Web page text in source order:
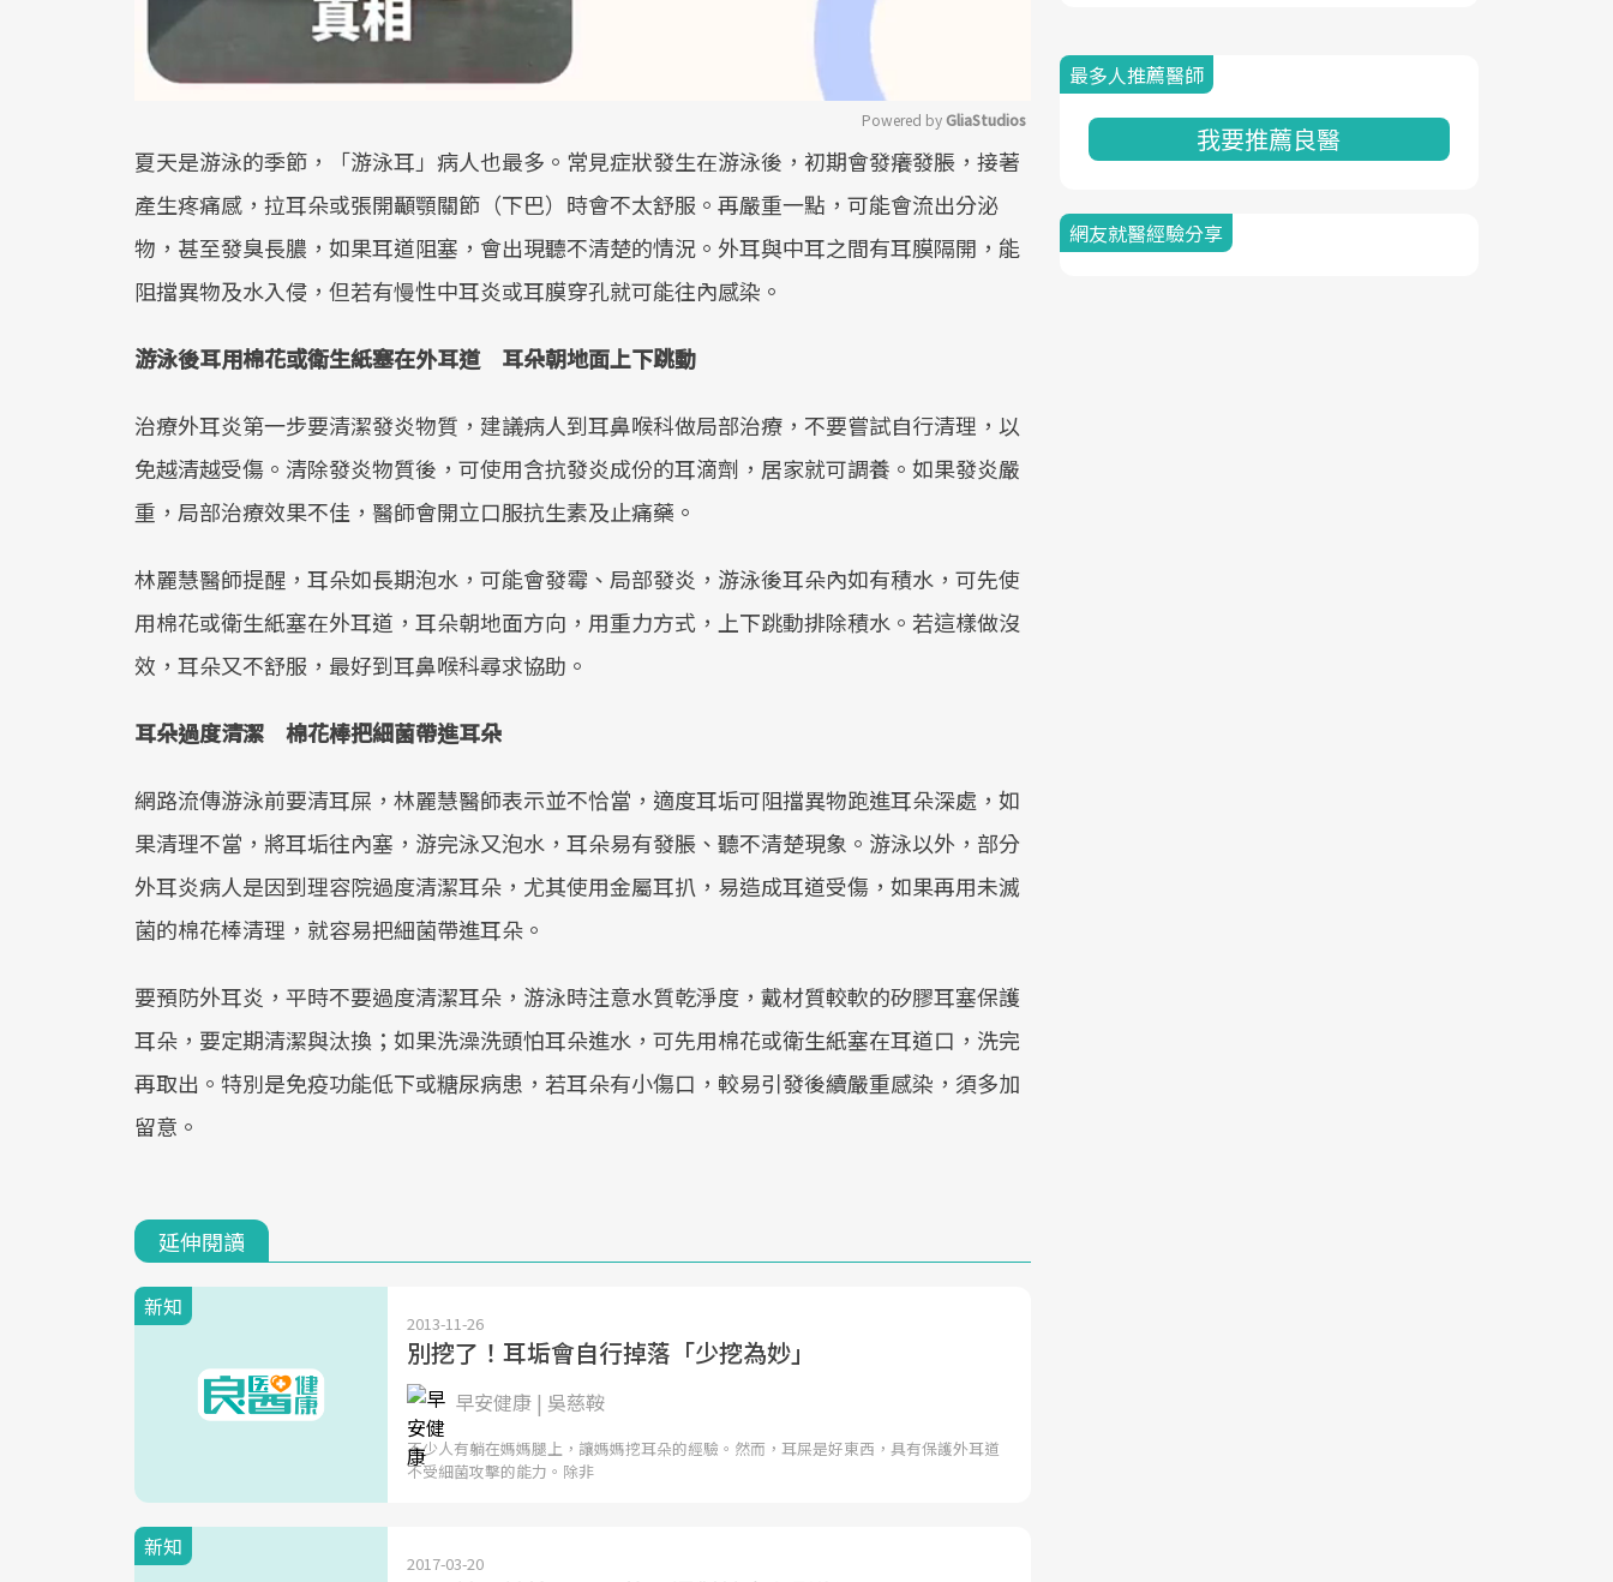
Mute
Powered by GliaStudios
夏天是游泳的季節，「游泳耳」病人也最多。常見症狀發生在游泳後，初期會發癢發脹，接著
產生疼痛感，拉耳朵或張開顳顎關節（下巴）時會不太舒服。再嚴重一點，可能會流出分泌
物，甚至發臭長膿，如果耳道阻塞，會出現聽不清楚的情況。外耳與中耳之間有耳膜隔開，能
阻擋異物及水入侵，但若有慢性中耳炎或耳膜穿孔就可能往內感染。
游泳後耳用棉花或衛生紙塞在外耳道 耳朵朝地面上下跳動
治療外耳炎第一步要清潔發炎物質，建議病人到耳鼻喉科做局部治療，不要嘗試自行清理，以
免越清越受傷。清除發炎物質後，可使用含抗發炎成份的耳滴劑，居家就可調養。如果發炎嚴
重，局部治療效果不佳，醫師會開立口服抗生素及止痛藥。
林麗慧醫師提醒，耳朵如長期泡水，可能會發霉、局部發炎，游泳後耳朵內如有積水，可先使
用棉花或衛生紙塞在外耳道，耳朵朝地面方向，用重力方式，上下跳動排除積水。若這樣做沒
效，耳朵又不舒服，最好到耳鼻喉科尋求協助。
耳朵過度清潔 棉花棒把細菌帶進耳朵
網路流傳游泳前要清耳屎，林麗慧醫師表示並不恰當，適度耳垢可阻擋異物跑進耳朵深處，如
果清理不當，將耳垢往內塞，游完泳又泡水，耳朵易有發脹、聽不清楚現象。游泳以外，部分
外耳炎病人是因到理容院過度清潔耳朵，尤其使用金屬耳扒，易造成耳道受傷，如果再用未滅
菌的棉花棒清理，就容易把細菌帶進耳朵。
要預防外耳炎，平時不要過度清潔耳朵，游泳時注意水質乾淨度，戴材質較軟的矽膠耳塞保護
耳朵，要定期清潔與汰換；如果洗澡洗頭怕耳朵進水，可先用棉花或衛生紙塞在耳道口，洗完
再取出。特別是免疫功能低下或糖尿病患，若耳朵有小傷口，較易引發後續嚴重感染，須多加
留意。
延伸閱讀
新知
2013-11-26
別挖了！耳垢會自行掉落「少挖為妙」
早安健康 | 吳慈鞍
不少人有躺在媽媽腿上，讓媽媽挖耳朵的經驗。然而，耳屎是好東西，具有保護外耳道
不受細菌攻擊的能力。除非
新知
2017-03-20
最多人推薦醫師
我要推薦良醫
網友就醫經驗分享